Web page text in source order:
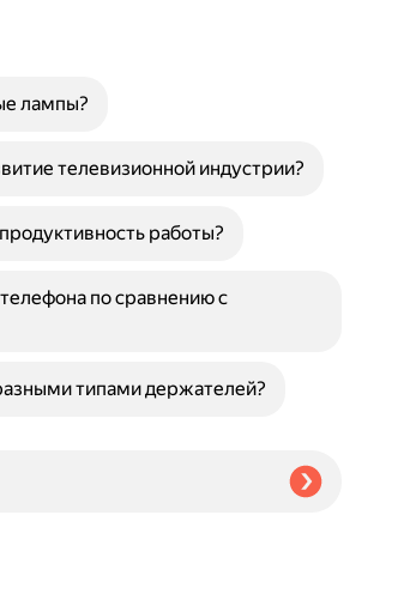
лампы?
телевизионной индустрии?
работы?
по сравнению с
типами держателей?